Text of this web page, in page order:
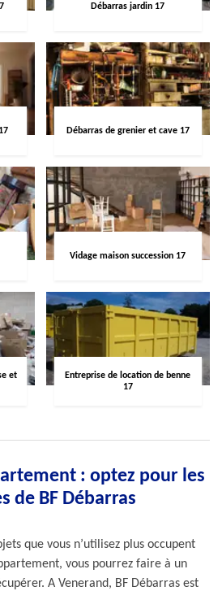
Débarras jardin 17
Débarras de grenier et cave 17
Vidage maison succession 17
et
Entreprise de location de benne
17
: optez pour les
de BF Débarras
que vous n’utilisez plus occupent
vous pourrez faire à un
A Venerand, BF Débarras est